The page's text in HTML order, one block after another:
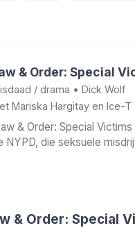
& Order: Special
/ drama • Dick Wolf
Mariska Hargitay en Ice-T
& Order: Special
NYPD, die seksuele
& Order: Special